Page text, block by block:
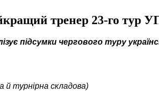
тренер 23-го тур
підсумки чергового туру
й турнірна складова)